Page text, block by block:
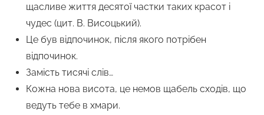
щасливе життя десятої частки таких красот і
чудес (цит. В. Висоцький).
Це був відпочинок, після якого потрібен
відпочинок.
Замість тисячі слів…
Кожна нова висота, це немов щабель сходів, що
ведуть тебе в хмари.